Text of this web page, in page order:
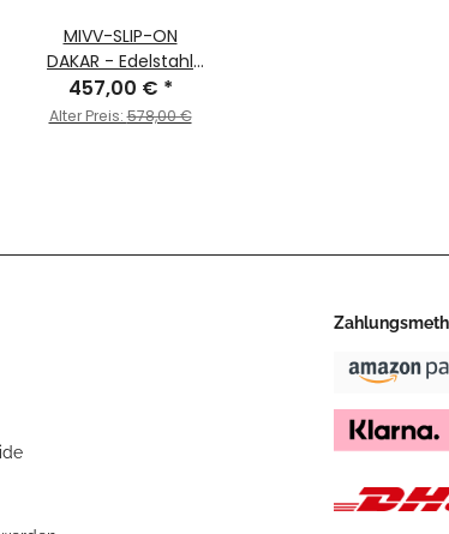
MIVV-SLIP-ON
DAKAR - Edelstahl
Schwarz für
HUSQVARNA -
457,00 € *
Alter Preis:578,00 €